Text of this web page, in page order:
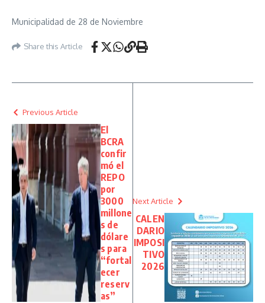
Municipalidad de 28 de Noviembre
Share this Article
Previous Article
El
BCRA
confir
mó el
REPO
por
3000
millone
s de
dólare
s para
“fortal
ecer
reserv
as”
Next Article
CALEN
DARIO
IMPOSI
TIVO
2026